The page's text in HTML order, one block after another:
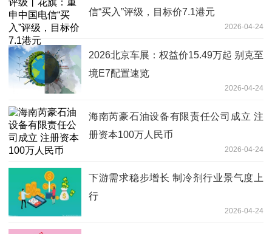
信“买入”评级，目标价7.1港元
2026-04-24
2026北京车展：权益价15.49万起 别克至
境E7配置速览
2026-04-24
海南芮豪石油设备有限责任公司成立 注
册资本100万人民币
2026-04-24
下游需求稳步增长 制冷剂行业景气度上
行
2026-04-24